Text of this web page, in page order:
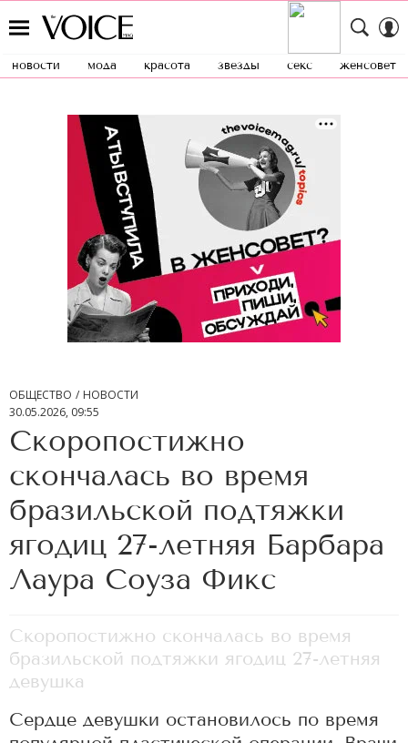
новости мода красота звезды секс женсовет
ОБЩЕСТВО
НОВОСТИ
30.05.2026, 09:55
Скоропостижно
скончалась во время
бразильской подтяжки
ягодиц 27-летняя Барбара
Лаура Соуза Фикс
Скоропостижно скончалась во время
бразильской подтяжки ягодиц 27-летняя
девушка
Сердце девушки остановилось по время